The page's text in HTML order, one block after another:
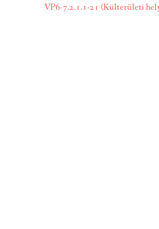
VP6-7.2.1.1-21 (Külterületi